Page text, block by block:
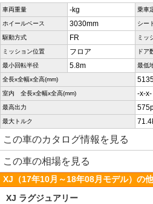
車両重量 -kg 乗車
ホイールベース 3030mm シー
駆動方式 FR ミッ
ミッション位置 フロア ドア
最小回転半径 5.8m 最低
全長x全幅x全高(mm)
室内 全長x全幅x全高(mm) -x-x-
最高出力
最大トルク
この車のカタログ情報を見る
この車の相場を見る
XJ（17年10月～18年08月モデル）の
XJ ラグジュアリー